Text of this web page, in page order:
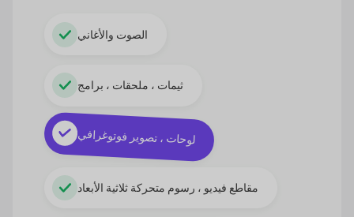
الصوت والأغاني
ثيمات ، ملحقات ، برامج
لوحات ، تصوير فوتوغرافي
مقاطع فيديو ، رسوم متحركة ثلاثية الأبعاد